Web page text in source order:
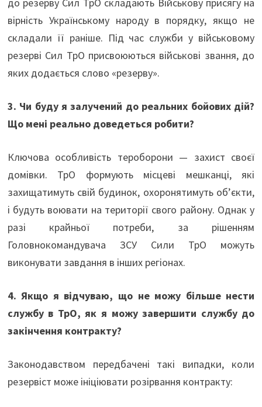
вірність Українському народу в порядку, якщо не
складали її раніше. Під час служби у військовому
резерві Сил ТрО присвоюються військові звання, до
яких додається слово «резерву».
3. Чи буду я залучений до реальних бойових дій?
Що мені реально доведеться робити?
Ключова особливість тероборони — захист своєї
домівки. ТрО формують місцеві мешканці, які
захищатимуть свій будинок, охоронятимуть об’єкти,
і будуть воювати на території свого району. Однак у
разі крайньої потреби, за рішенням
Головнокомандувача ЗСУ Сили ТрО можуть
виконувати завдання в інших регіонах.
4. Якщо я відчуваю, що не можу більше нести
службу в ТрО, як я можу завершити службу до
закінчення контракту?
Законодавством передбачені такі випадки, коли
резервіст може ініціювати розірвання контракту: